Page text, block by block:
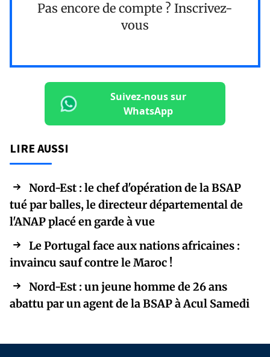
Pas encore de compte ? Inscrivez-
vous
Suivez-nous sur
WhatsApp
LIRE AUSSI
Nord-Est : le chef d'opération de la BSAP
tué par balles, le directeur départemental de
l'ANAP placé en garde à vue
Le Portugal face aux nations africaines :
invaincu sauf contre le Maroc !
Nord-Est : un jeune homme de 26 ans
abattu par un agent de la BSAP à Acul Samedi